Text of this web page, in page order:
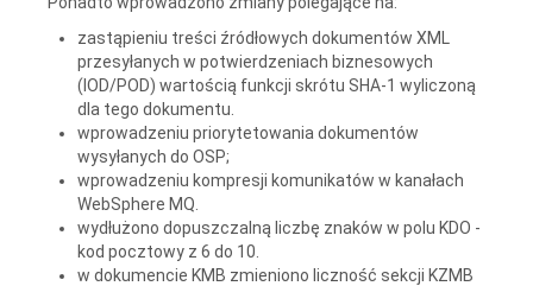
zastąpieniu treści źródłowych dokumentów XML
przesyłanych w potwierdzeniach biznesowych
(IOD/POD) wartością funkcji skrótu SHA-1 wyliczoną
dla tego dokumentu.
wprowadzeniu priorytetowania dokumentów
wysyłanych do OSP;
wprowadzeniu kompresji komunikatów w kanałach
WebSphere MQ.
wydłużono dopuszczalną liczbę znaków w polu KDO -
kod pocztowy z 6 do 10.
w dokumencie KMB zmieniono liczność sekcji KZMB